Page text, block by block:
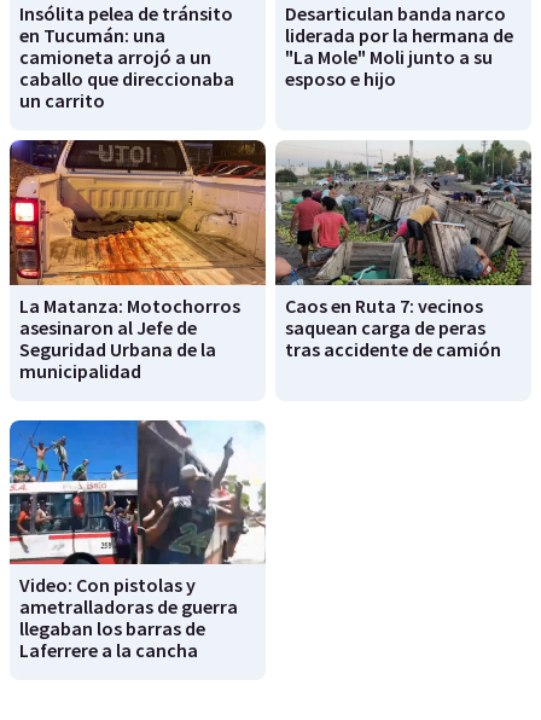
Insólita pelea de tránsito
en Tucumán: una
camioneta arrojó a un
caballo que direccionaba
un carrito
Desarticulan banda narco
liderada por la hermana de
"La Mole" Moli junto a su
esposo e hijo
La Matanza: Motochorros
asesinaron al Jefe de
Seguridad Urbana de la
municipalidad
Caos en Ruta 7: vecinos
saquean carga de peras
tras accidente de camión
Video: Con pistolas y
ametralladoras de guerra
llegaban los barras de
Laferrere a la cancha